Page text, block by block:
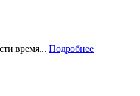
время... Подробнее